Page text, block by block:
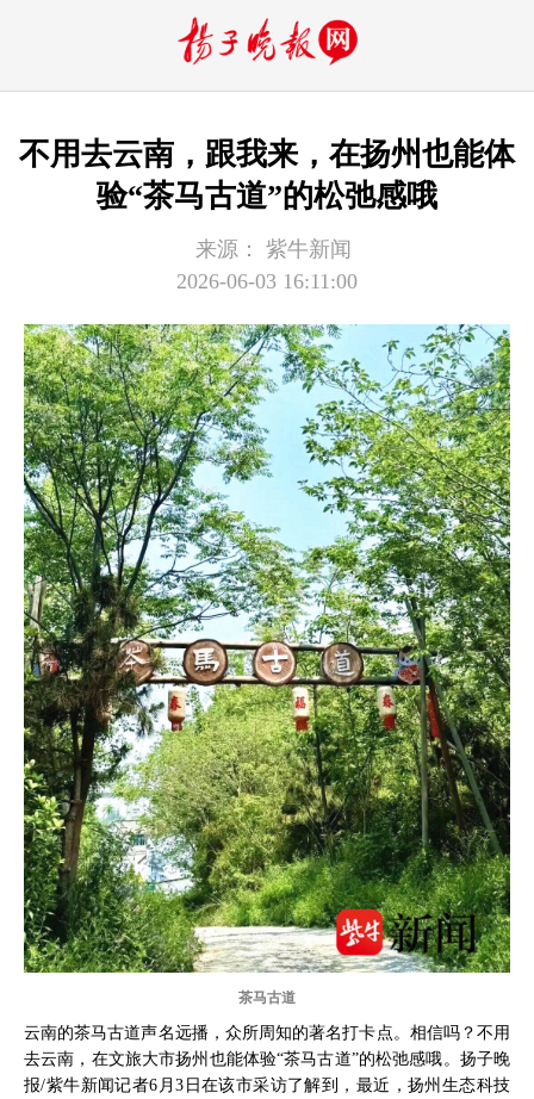
不用去云南，跟我来，在扬州也能体
验“茶马古道”的松弛感哦
来源：
紫牛新闻
2026-06-03 16:11:00
茶马古道
云南的茶马古道声名远播，众所周知的著名打卡点。相信吗？不用
去云南，在文旅大市扬州也能体验“茶马古道”的松弛感哦。扬子晚
报/紫牛新闻记者6月3日在该市采访了解到，最近，扬州生态科技